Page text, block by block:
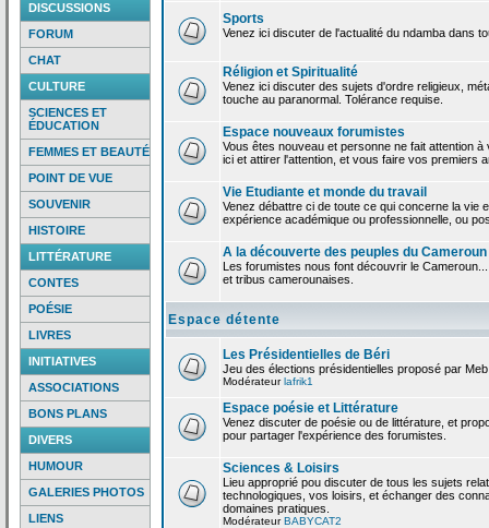
DISCUSSIONS
FORUM
CHAT
CULTURE
SCIENCES ET
ÉDUCATION
FEMMES ET BEAUTÉ
POINT DE VUE
SOUVENIR
HISTOIRE
LITTÉRATURE
CONTES
POÉSIE
LIVRES
INITIATIVES
ASSOCIATIONS
BONS PLANS
DIVERS
HUMOUR
GALERIES PHOTOS
LIENS
Sports
Venez ici discuter de l'actualité du ndamba dans
Réligion et Spiritualité
Venez ici discuter des sujets d'ordre religieux,
touche au paranormal. Tolérance requise.
Espace nouveaux forumistes
Vous êtes nouveau et personne ne fait attention
ici et attirer l'attention, et vous faire vos premiers
Vie Etudiante et monde du travail
Venez débattre ci de toute ce qui concerne la vie
expérience académique ou professionnelle, ou
A la découverte des peuples du Cameroun
Les forumistes nous font découvrir le
et tribus camerounaises.
Espace détente
Les Présidentielles de Béri
Jeu des élections présidentielles proposé par Meb
Modérateurlafrik1
Espace poésie et Littérature
Venez discuter de poésie ou de littérature, et
pour partager l'expérience des forumistes.
Sciences & Loisirs
Lieu approprié pou discuter de tous les sujets
technologiques, vos loisirs, et échanger des
domaines pratiques.
ModérateurBABYCAT2